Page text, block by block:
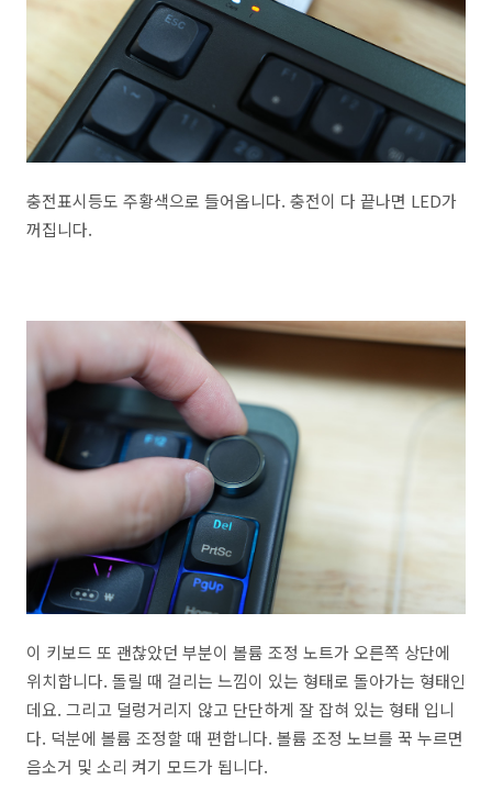
충전표시등도 주황색으로 들어옵니다. 충전이 다 끝나면 LED가
꺼집니다.
이 키보드 또 괜찮았던 부분이 볼륨 조정 노트가 오른쪽 상단에
위치합니다. 돌릴 때 걸리는 느낌이 있는 형태로 돌아가는 형태인
데요. 그리고 덜렁거리지 않고 단단하게 잘 잡혀 있는 형태 입니
다. 덕분에 볼륨 조정할 때 편합니다. 볼륨 조정 노브를 꾹 누르면
음소거 및 소리 켜기 모드가 됩니다.